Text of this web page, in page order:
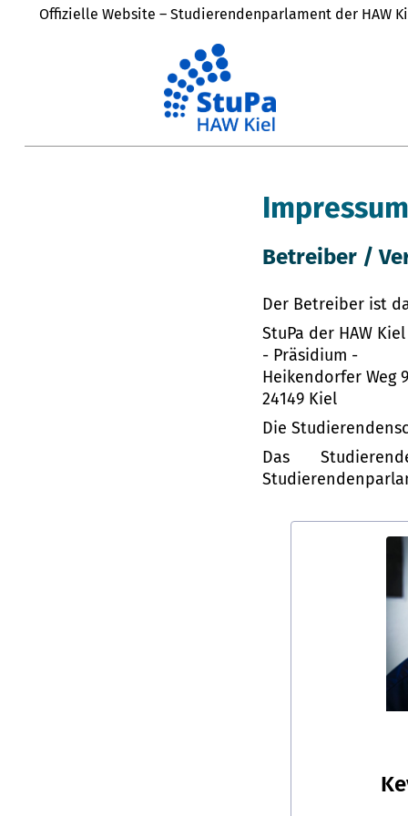
Offizielle Website – Studierendenparlament der HAW
Impressum
Betreiber /
Der Betreiber ist
StuPa der HAW Kiel
- Präsidium -
Heikendorfer Weg
24149 Kiel
Die
Das